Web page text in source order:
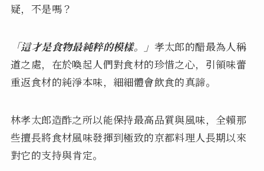
疑，不是嗎？
「這才是食物最純粹的模樣。」 孝太郎的醋最為人稱
道之處，在於喚起人們對食材的珍惜之心，引領味蕾
重返食材的純淨本味，細細體會飲食的真諦。
林孝太郎造酢之所以能保持最高品質與風味，全賴那
些擅長將食材風味發揮到極致的京都料理人長期以來
對它的支持與肯定。